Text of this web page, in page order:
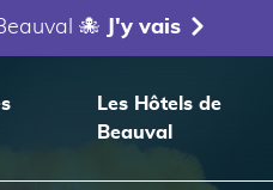
🐙 J'y vais
Les Hôtels de
Beauval